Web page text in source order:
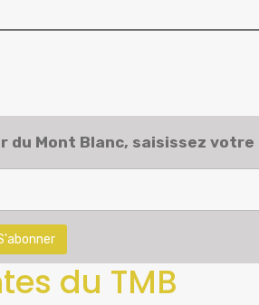
du Mont Blanc, saisissez votre
du TMB